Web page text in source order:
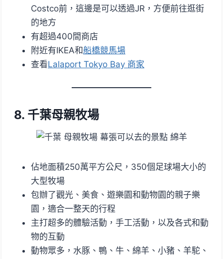
Costco前，這邊是可以透過JR，方便前往逛街
的地方
有超過400間商店
附近有IKEA和船橋競馬場
查看Lalaport Tokyo Bay 商家
8. 千葉母親牧場
佔地面積250萬平方公尺，350個足球場大小的
大型牧場
包辦了觀光、美食、遊樂園和動物園的親子樂
園，適合一整天的行程
主打超多的體驗活動，手工活動，以及各式和動
物的互動
動物眾多，水豚、鴨、牛、綿羊、小豬、羊駝、